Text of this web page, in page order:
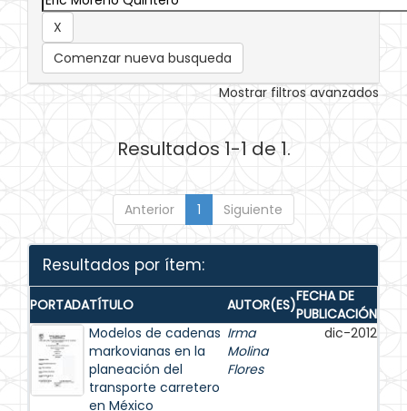
Comenzar nueva busqueda
Mostrar filtros avanzados
Resultados 1-1 de 1.
Anterior 1 Siguiente
Resultados por ítem:
PORTADATÍTULO AUTOR(ES)FECHA DE
PUBLICACIÓN
Modelos de cadenas
markovianas en la
planeación del
transporte carretero
en México
Irma
Molina
Flores
dic-2012